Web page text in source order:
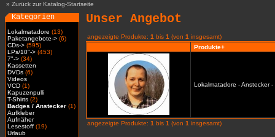
» Zurück zur Katalog-Startseite
Kategorien
Lokalmatadore (13)
Paketangebote-> (6)
CDs-> (595)
LPs/10"-> (453)
7"-> (34)
Kassetten
DVDs (6)
Videos
VCD (1)
Kapuzenpulli
T-Shirts (2)
Badges / Anstecker (1)
Aufkleber
Aufnäher
Lesestoff (19)
Urlaub
Unser Angebot
angezeigte Produkte: 1 bis 1 (von 1 insgesamt)
Produkte+
Lokalmatadore - Anstecker -
angezeigte Produkte: 1 bis 1 (von 1 insgesamt)